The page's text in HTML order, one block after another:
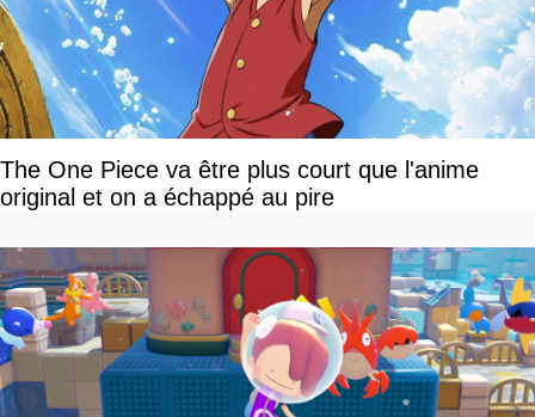
The One Piece va être plus court que l'anime
original et on a échappé au pire